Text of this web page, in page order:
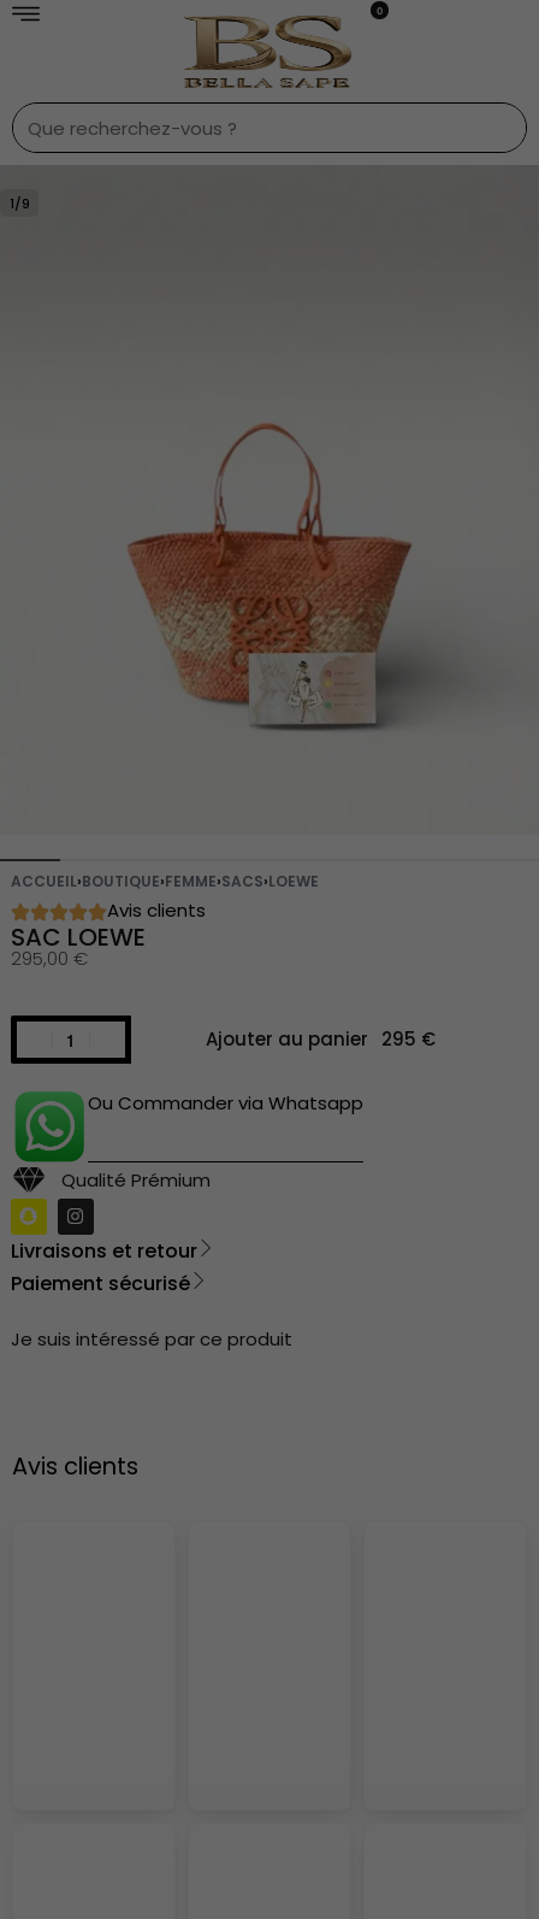
0
1/9
ACCUEIL›BOUTIQUE›FEMME›SACS›LOEWE
Avis clients
SAC LOEWE
295,00 €
Ajouter au panier
Ou Commander via Whatsapp
Qualité Prémium
Livraisons et retour
Paiement sécurisé
Je suis intéressé par ce produit
Avis clients